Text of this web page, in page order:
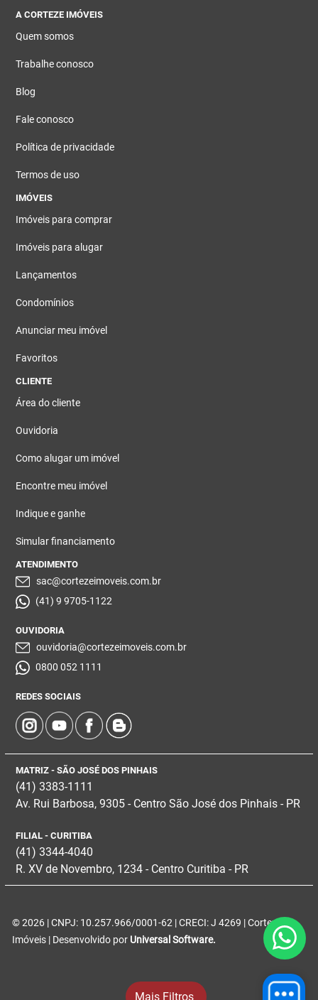
Mais Filtros
A CORTEZE IMÓVEIS
Quem somos
Trabalhe conosco
Blog
Fale conosco
Política de privacidade
Termos de uso
IMÓVEIS
Imóveis para comprar
Imóveis para alugar
Lançamentos
Condomínios
Anunciar meu imóvel
Favoritos
CLIENTE
Área do cliente
Ouvidoria
Como alugar um imóvel
Encontre meu imóvel
Indique e ganhe
Simular financiamento
ATENDIMENTO
sac@cortezeimoveis.com.br
(41) 9 9705-1122
OUVIDORIA
ouvidoria@cortezeimoveis.com.br
0800 052 1111
REDES SOCIAIS
MATRIZ - SÃO JOSÉ DOS PINHAIS
(41) 3383-1111
Av. Rui Barbosa, 9305 - Centro São José dos Pinhais - PR
FILIAL - CURITIBA
(41) 3344-4040
R. XV de Novembro, 1234 - Centro Curitiba - PR
© 2026 | CNPJ: 10.257.966/0001-62 | CRECI: J 4269 | Corteze
Imóveis | Desenvolvido por Universal Software.